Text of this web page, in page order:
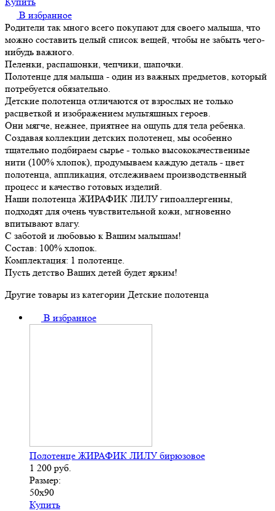
В избранное
Родители так много всего покупают для своего малыша, что
можно составить целый список вещей, чтобы не забыть чего-
нибудь важного.
Пеленки, распашонки, чепчики, шапочки.
Полотенце для малыша - один из важных предметов, который
потребуется обязательно.
Детские полотенца отличаются от взрослых не только
расцветкой и изображением мультяшных героев.
Они мягче, нежнее, приятнее на ощупь для тела ребенка.
Создавая коллекции детских полотенец, мы особенно
тщательно подбираем сырье - только высококачественные
нити (100% хлопок), продумываем каждую деталь - цвет
полотенца, аппликация, отслеживаем производственный
процесс и качество готовых изделий.
Наши полотенца ЖИРАФИК ЛИЛУ гипоаллергенны,
подходят для очень чувствительной кожи, мгновенно
впитывают влагу.
С заботой и любовью к Вашим малышам!
Состав: 100% хлопок.
Комплектация: 1 полотенце.
Пусть детство Ваших детей будет ярким!
Другие товары из категории Детские полотенца
В избранное
Полотенце ЖИРАФИК ЛИЛУ бирюзовое
1 200 руб.
Размер:
50х90
Купить